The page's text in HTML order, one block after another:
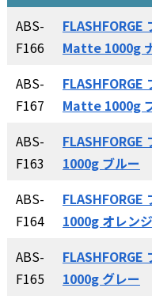
ABS-
F166
FLASHFORGE
Matte 1000g
ABS-
F167
FLASHFORGE
Matte 1000g
ABS-
F163
FLASHFORGE
1000g ブルー
ABS-
F164
FLASHFORGE
1000g オレンジ
ABS-
F165
FLASHFORGE
1000g グレー